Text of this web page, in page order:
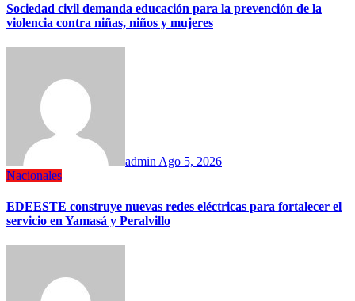
Sociedad civil demanda educación para la prevención de la
violencia contra niñas, niños y mujeres
admin Ago 5, 2026
Nacionales
EDEESTE construye nuevas redes eléctricas para fortalecer el
servicio en Yamasá y Peralvillo